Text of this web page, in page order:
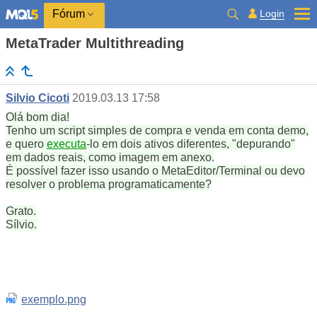
Fórum Login
MetaTrader Multithreading
Silvio Cicoti 2019.03.13 17:58
Olá bom dia!
Tenho um script simples de compra e venda em conta demo,
e quero executa-lo em dois ativos diferentes, "depurando"
em dados reais, como imagem em anexo.
É possível fazer isso usando o MetaEditor/Terminal ou devo
resolver o problema programaticamente?
Grato.
Sílvio.
exemplo.png